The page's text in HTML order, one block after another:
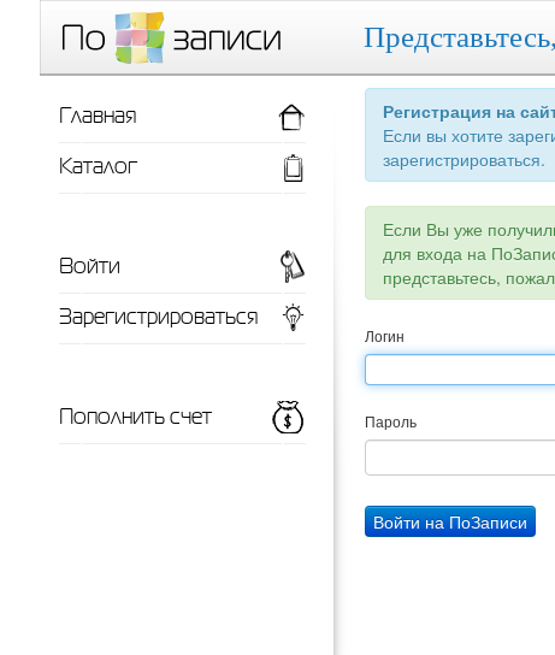
Регистрация на
Если вы хотите
зарегистрироваться.
Если Вы уже
для входа на
представьтесь,
Логин
Пароль
Главная
Каталог
Войти
Зарегистрироваться
Пополнить счет